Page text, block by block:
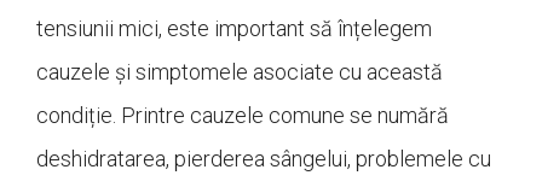
tensiunii mici, este important să înțelegem
cauzele și simptomele asociate cu această
condiție. Printre cauzele comune se numără
deshidratarea, pierderea sângelui, problemele cu